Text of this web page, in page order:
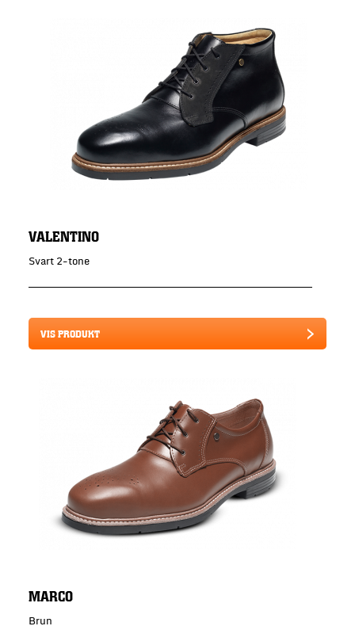
VALENTINO
Svart 2-tone
VIS PRODUKT
MARCO
Brun